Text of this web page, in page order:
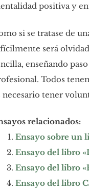
positiva y
si se tratase de
será
enseñando
Todos
necesario tener
relacionados:
Ensayo sobre un
Ensayo del libro
Ensayo del libro
Ensayo del libro